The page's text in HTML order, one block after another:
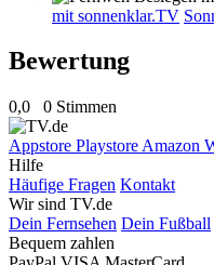
mit sonnenklar.TV
Bewertung
0,0 0 Stimmen
Appstore Playstore Amazon
Hilfe
Häufige Fragen Kontakt
Wir sind TV.de
Dein Fernsehen Dein Fußball
Bequem zahlen